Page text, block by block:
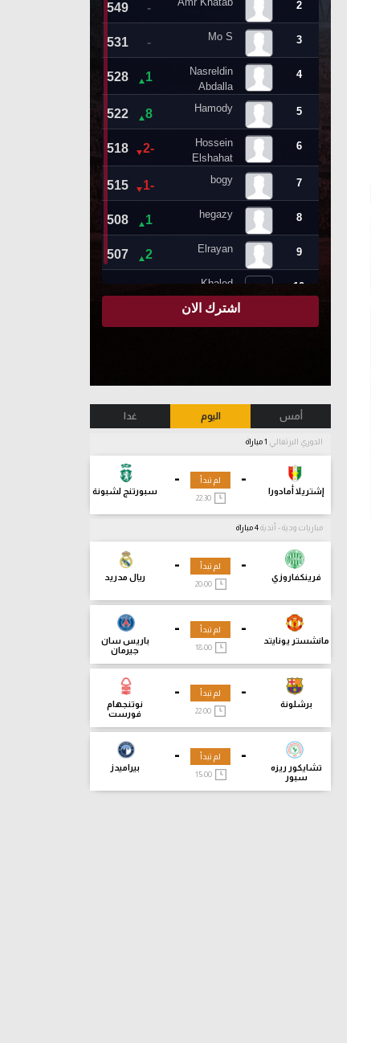
أمس اليوم غدا
الدوري البرتغالي
-
إشتريلا أمادورا
-
سبورتنج لشبونة
لم تبدأ
22:30
مباريات ودية - أندية
-
فرينكفاروزي
-
ريال مدريد
لم تبدأ
20:00
-
مانشستر يونايتد
-
باريس سان
جيرمان
لم تبدأ
18:00
-
برشلونة
-
نوتنجهام
فورست
لم تبدأ
-
تشايكور ريزه
سبور
-
بيراميدز
لم تبدأ
15:00